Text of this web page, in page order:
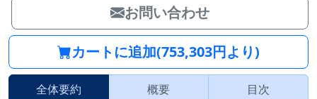
お問い合わせ
カートに追加(753,303円より)
全体要約 概要 目次